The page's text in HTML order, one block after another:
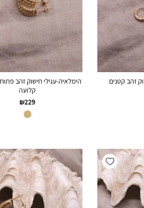
הימלאיה-עגילי חישוק זהב
קלועה
₪229
Add wishlist